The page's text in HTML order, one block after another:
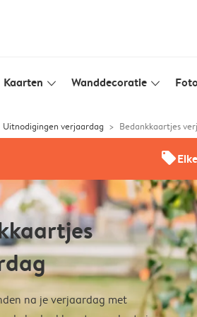
Kaarten slim_arrow_down Wanddecoratie slim_arrow_down
Uitnodigingen verjaardag Bedankkaartjes
offers
na je verjaardag met